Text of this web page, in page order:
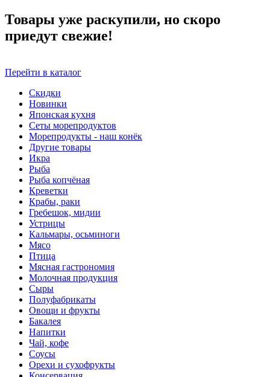
Товары уже раскупили, но скоро
приедут свежие!
Перейти в каталог
Скидки
Новинки
Японская кухня
Сеты морепродуктов
Морепродукты - наш конёк
Другие товары
Икра
Рыба
Рыба копчёная
Креветки
Крабы, раки
Гребешок, мидии
Устрицы
Кальмары, осьминоги
Мясо
Птица
Мясная гастрономия
Молочная продукция
Сыры
Полуфабрикаты
Овощи и фрукты
Бакалея
Напитки
Чай, кофе
Соусы
Орехи и сухофрукты